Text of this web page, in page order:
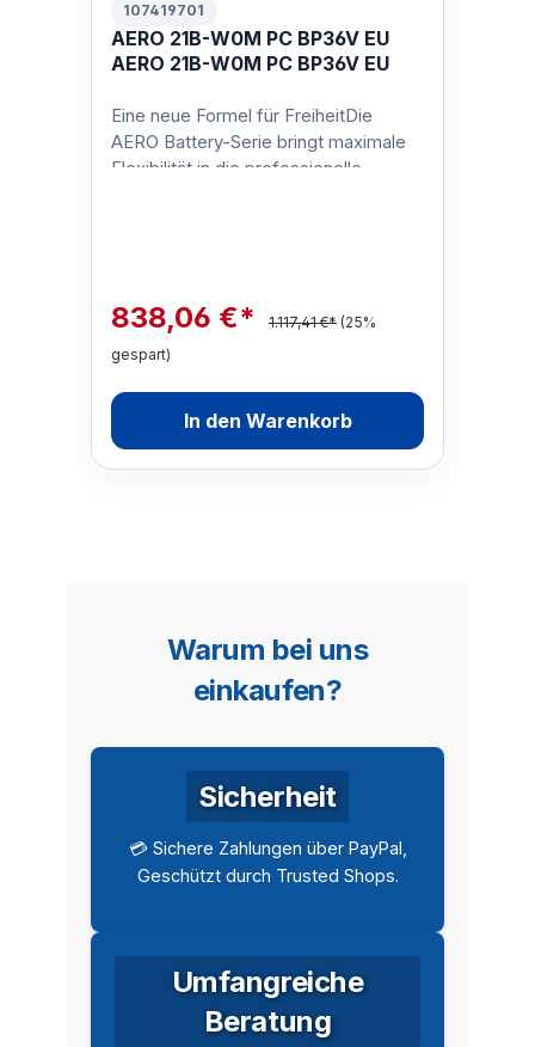
107419701
AERO 21B-W0M PC BP36V EU
AERO 21B-W0M PC BP36V EU
Eine neue Formel für FreiheitDie
AERO Battery-Serie bringt maximale
Flexibilität in die professionelle
838,06 €* 1.117,41 €* (25%
gespart)
In den Warenkorb
Warum bei uns
einkaufen?
Sicherheit
💳 Sichere Zahlungen über PayPal,
Geschützt durch Trusted Shops.
Umfangreiche
Beratung